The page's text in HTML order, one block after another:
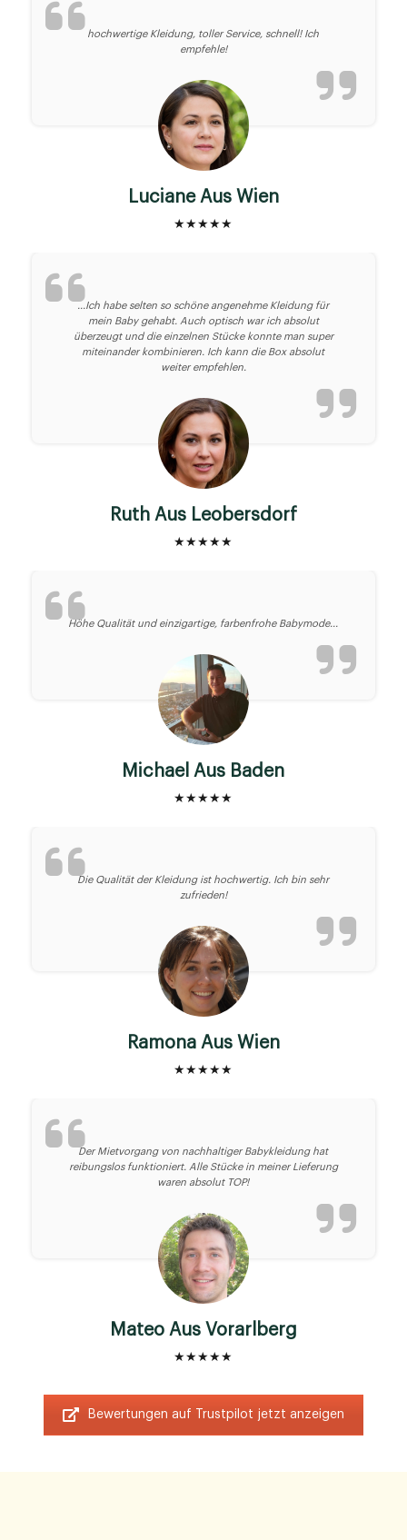
hochwertige Kleidung, toller Service, schnell! Ich
empfehle!
Luciane Aus Wien
★★★★★
...Ich habe selten so schöne angenehme Kleidung für
mein Baby gehabt. Auch optisch war ich absolut
überzeugt und die einzelnen Stücke konnte man super
miteinander kombinieren. Ich kann die Box absolut
weiter empfehlen.
Ruth Aus Leobersdorf
★★★★★
Höhe Qualität und einzigartige, farbenfrohe Babymode...
Michael Aus Baden
★★★★★
Die Qualität der Kleidung ist hochwertig. Ich bin sehr
zufrieden!
Ramona Aus Wien
★★★★★
Der Mietvorgang von nachhaltiger Babykleidung hat
reibungslos funktioniert. Alle Stücke in meiner Lieferung
waren absolut TOP!
Mateo Aus Vorarlberg
★★★★★
Bewertungen auf Trustpilot jetzt anzeigen